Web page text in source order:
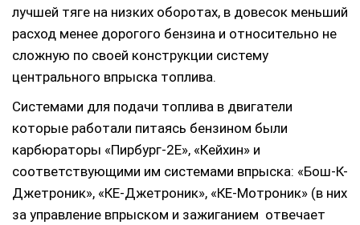
лучшей тяге на низких оборотах, в довесок меньший
расход менее дорогого бензина и относительно не
сложную по своей конструкции систему
центрального впрыска топлива.
Системами для подачи топлива в двигатели
которые работали питаясь бензином были
карбюраторы «Пирбург-2Е», «Кейхин» и
соответствующими им системами впрыска: «Бош-К-
Джетроник», «КЕ-Джетроник», «КЕ-Мотроник» (в них
за управление впрыском и зажиганием отвечает